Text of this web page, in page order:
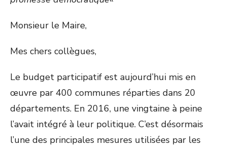
Monsieur le Maire,
Mes chers collègues,
Le budget participatif est aujourd’hui mis en
œuvre par 400 communes réparties dans 20
départements. En 2016, une vingtaine à peine
l’avait intégré à leur politique. C’est désormais
l’une des principales mesures utilisées par les